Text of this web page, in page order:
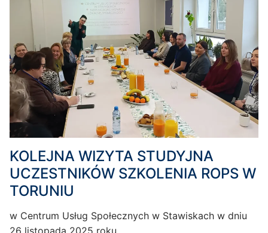
KOLEJNA WIZYTA STUDYJNA
UCZESTNIKÓW SZKOLENIA ROPS W
TORUNIU
w Centrum Usług Społecznych w Stawiskach w dniu
26 listopada 2025 roku